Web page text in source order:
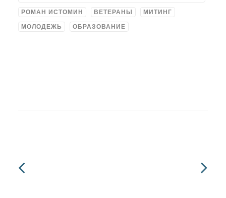
РОМАН ИСТОМИН ВЕТЕРАНЫ МИТИНГ
МОЛОДЕЖЬ ОБРАЗОВАНИЕ